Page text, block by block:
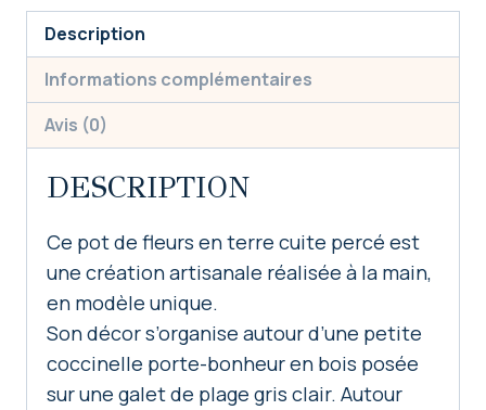
mosaïque
"Dantza"
Description
Informations complémentaires
Avis (0)
DESCRIPTION
Ce pot de fleurs en terre cuite percé est
une création artisanale réalisée à la main,
en modèle unique.
Son décor s’organise autour d’une petite
coccinelle porte-bonheur en bois posée
sur une galet de plage gris clair. Autour